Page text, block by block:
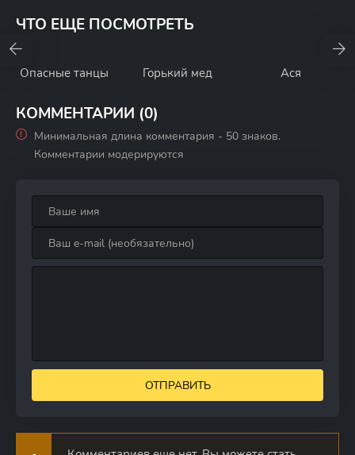
ЧТО ЕЩЕ ПОСМОТРЕТЬ
Опасные танцы Горький мед Ася
КОММЕНТАРИИ (0)
Минимальная длина комментария - 50 знаков.
Комментарии модерируются
ОТПРАВИТЬ